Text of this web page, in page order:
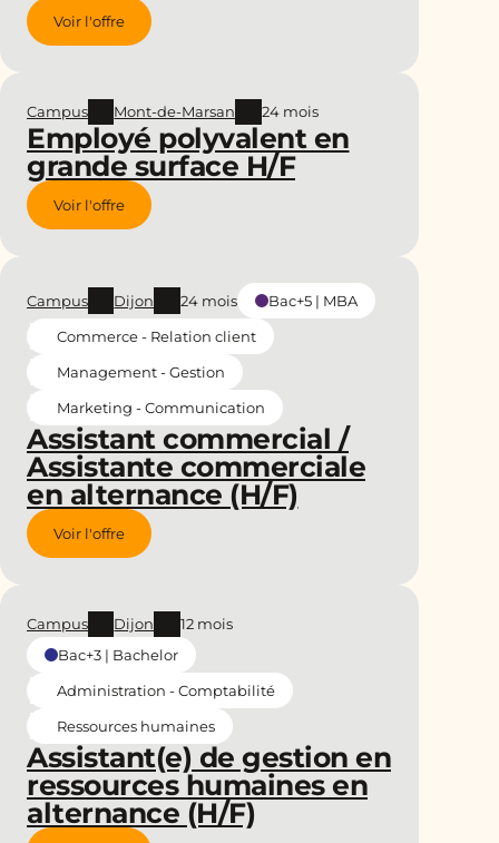
Voir l'offre
Employé polyvalent en
grande surface H/F
Campus Mont-de-Marsan 24 mois
Voir l'offre
Assistant commercial /
Assistante commerciale
en alternance (H/F)
Campus Dijon 24 mois
Bac+5 | MBA
Commerce - Relation client
Management - Gestion
Marketing - Communication
Voir l'offre
Assistant(e) de gestion en
ressources humaines en
alternance (H/F)
Campus Dijon
12 mois
Bac+3 | Bachelor
Administration - Comptabilité
Ressources humaines